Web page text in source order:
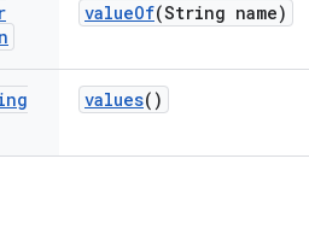
valueOf(String name)
values()